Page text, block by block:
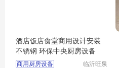
酒店饭店食堂商用设计安装
不锈钢 环保中央厨房设备
商用厨房设备
临沂旺泉